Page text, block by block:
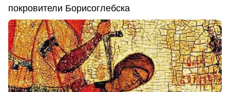
покровители Борисоглебска